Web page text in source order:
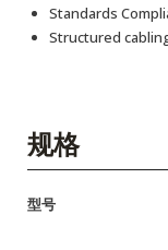
Standards
Structured
规格
型号